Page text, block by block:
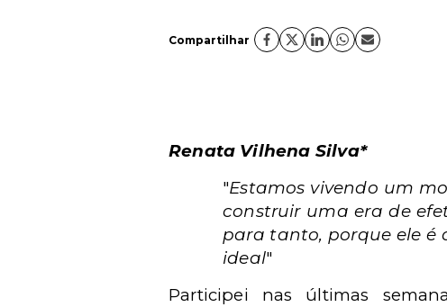
Compartilhar
Renata Vilhena Silva*
"Estamos vivendo um
construir uma era de
para tanto, porque ele é
ideal"
Participei nas últimas